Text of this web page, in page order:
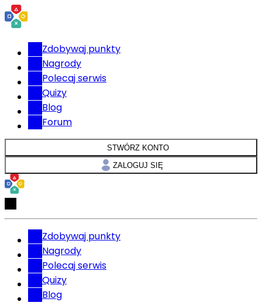
Zdobywaj punkty
Nagrody
Polecaj serwis
Quizy
Blog
Forum
STWÓRZ KONTO
ZALOGUJ SIĘ
Zdobywaj punkty
Nagrody
Polecaj serwis
Quizy
Blog